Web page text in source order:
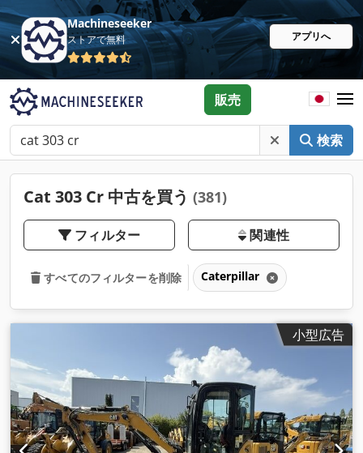
Machineseeker
ストアで無料 アプリへ
検索
販売
Cat 303 Cr 中古を買う (381)
フィルター 関連性
すべてのフィルターを削除 Caterpillar
小型広告